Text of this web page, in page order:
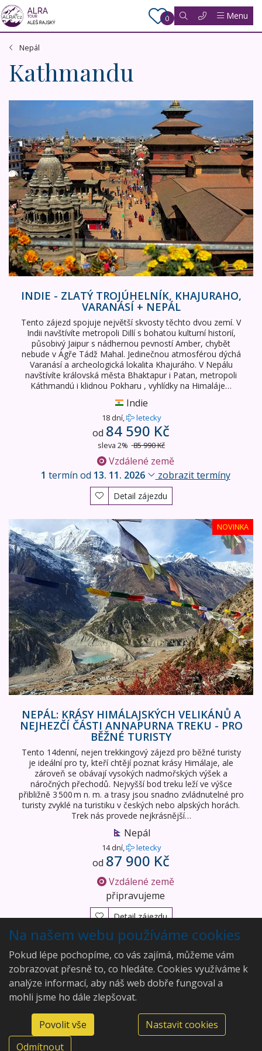
0 Menu
Nepál
Kathmandu
INDIE - Zlatý trojúhelník, Khajuraho, Varanásí + NEPÁL
INDIE - ZLATÝ TROJÚHELNÍK, KHAJURAHO,
VARANÁSÍ + NEPÁL
Tento zájezd spojuje největší skvosty těchto dvou zemí. V
Indii navštívíte metropoli Dillí s bohatou kulturní historií,
působivý Jaipur s nádhernou pevností Amber, chybět
nebude v Ágře Tádž Mahal. Jedinečnou atmosférou dýchá
Varanásí a archeologická lokalita Khajuráho. V Nepálu
navštívíte královská města Bhaktapur i Patan, metropoli
Káthmandú i klidnou Pokharu , vyhlídky na Himaláje…
Indie
18 dní, letecky
od 84 590 Kč
sleva 2% 85 990 Kč
Vzdálené země
1 termín od 13. 11. 2026 zobrazit termíny
Detail zájezdu
NOVINKA
Nepál: Krásy himálajských velikánů a nejhezčí části
NEPÁL: KRÁSY HIMÁLAJSKÝCH VELIKÁNŮ A
NEJHEZČÍ ČÁSTI ANNAPURNA TREKU - PRO
BĚŽNÉ TURISTY
Tento 14denní, nejen trekkingový zájezd pro běžné turisty
je ideální pro ty, kteří chtějí poznat krásy Himálaje, ale
zároveň se obávají vysokých nadmořských výšek a
náročných přechodů. Nejvyšší bod treku leží ve výšce
přibližně 3 500 m n. m. a trasy jsou snadno zvládnutelné pro
turisty zvyklé na turistiku v českých nebo alpských horách.
Trek nás provede nejkrásnější…
Nepál
14 dní, letecky
od 87 900 Kč
Vzdálené země
připravujeme
Detail zájezdu
©2026 Aleš Rajský
Aleš Rajský
Modenská 292/20, 36007
Karlovy Vary, Doubí
Na našem webu používáme cookies
Pokud lépe pochopíme, co vás zajímá, můžeme vám
zobrazovat přesně to, co hledáte. Cookies využíváme k
analýze informací, aby náš web dobře fungoval a
mohli jsme ho dále zlepšovat.
Povolit vše
Nastavit cookies
Odmítnout